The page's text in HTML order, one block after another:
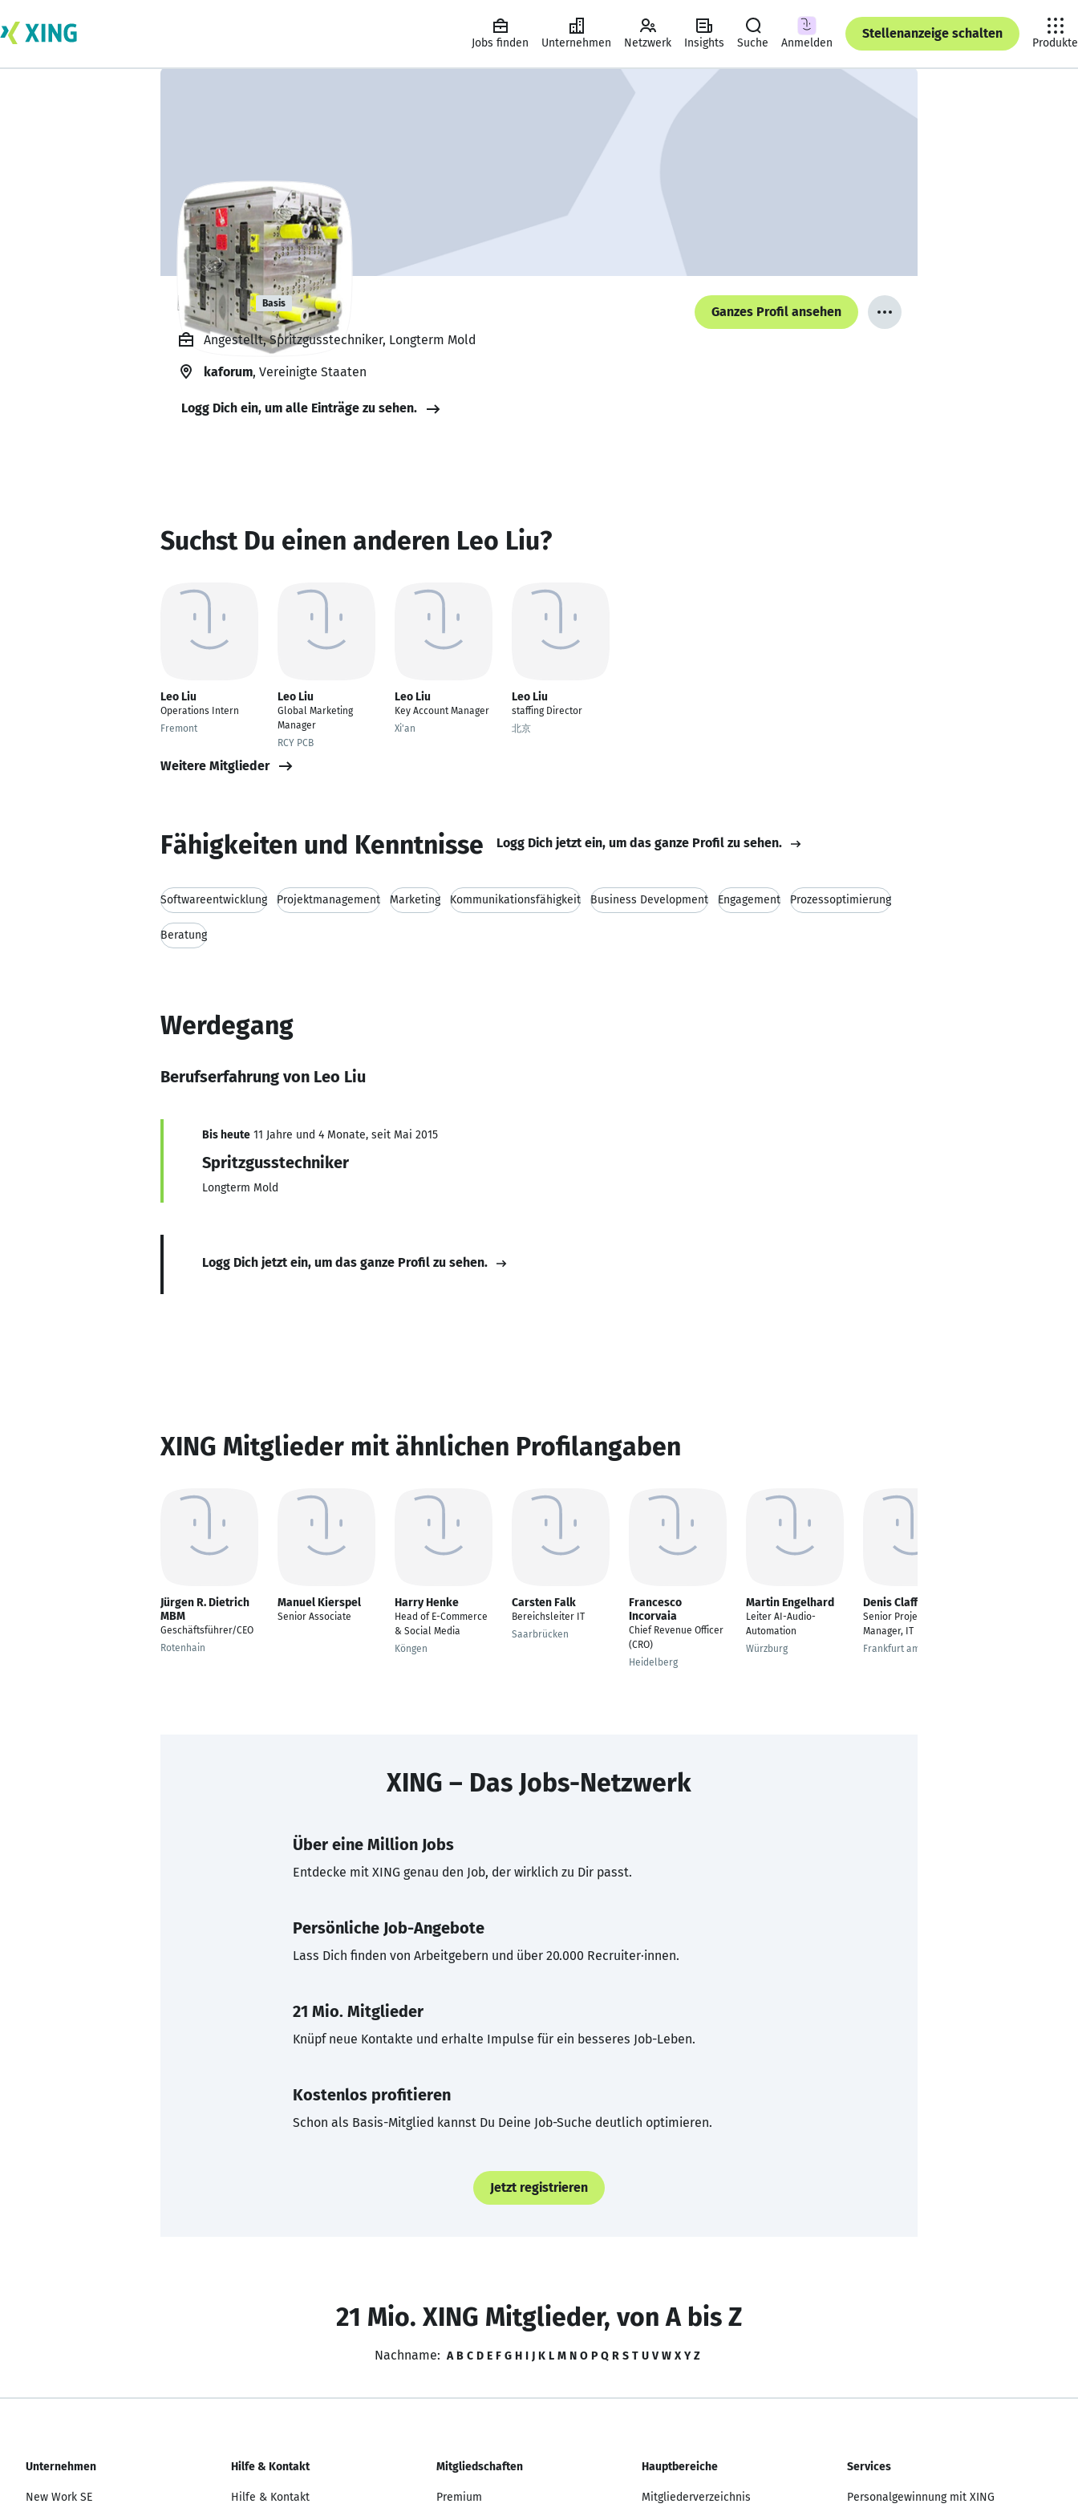
Jobs finden Unternehmen Netzwerk Insights Suche Anmelden
Stellenanzeige schalten
Produkte
Leo Liu Basis
Ganzes Profil ansehen
Angestellt, Spritzgusstechniker, Longterm Mold
kaforum, Vereinigte Staaten
Logg Dich ein, um alle Einträge zu sehen.
Suchst Du einen anderen Leo Liu?
Leo Liu
Operations Intern
Fremont
Leo Liu
Global Marketing
Manager
RCY PCB
Leo Liu
Key Account Manager
Xi'an
Leo Liu
staffing Director
北京
Weitere Mitglieder
Fähigkeiten und Kenntnisse Logg Dich jetzt ein, um das ganze Profil zu sehen.
Softwareentwicklung Projektmanagement Marketing Kommunikationsfähigkeit Business Development Engagement Prozessoptimierung
Beratung
Werdegang
Berufserfahrung von Leo Liu
Bis heute 11 Jahre und 4 Monate, seit Mai 2015
Spritzgusstechniker
Longterm Mold
Logg Dich jetzt ein, um das ganze Profil zu sehen.
XING Mitglieder mit ähnlichen Profilangaben
Jürgen R. Dietrich
MBM
Geschäftsführer/CEO
Rotenhain
Manuel Kierspel
Senior Associate
Harry Henke
Head of E-Commerce
& Social Media
Köngen
Carsten Falk
Bereichsleiter IT
Saarbrücken
Francesco
Incorvaia
Chief Revenue Officer
(CRO)
Heidelberg
Martin Engelhard
Leiter AI-Audio-
Automation
Würzburg
Denis Clafferty
Senior Project
Manager, IT
Frankfurt am Main
XING – Das Jobs-Netzwerk
Über eine Million Jobs
Entdecke mit XING genau den Job, der wirklich zu Dir passt.
Persönliche Job-Angebote
Lass Dich finden von Arbeitgebern und über 20.000 Recruiter·innen.
21 Mio. Mitglieder
Knüpf neue Kontakte und erhalte Impulse für ein besseres Job-Leben.
Kostenlos profitieren
Schon als Basis-Mitglied kannst Du Deine Job-Suche deutlich optimieren.
Jetzt registrieren
21 Mio. XING Mitglieder, von A bis Z
Nachname: A B C D E F G H I J K L M N O P Q R S T U V W X Y Z
Unternehmen
New Work SE
Hilfe & Kontakt
Hilfe & Kontakt
Mitgliedschaften
Premium
Hauptbereiche
Mitgliederverzeichnis
Services
Personalgewinnung mit XING